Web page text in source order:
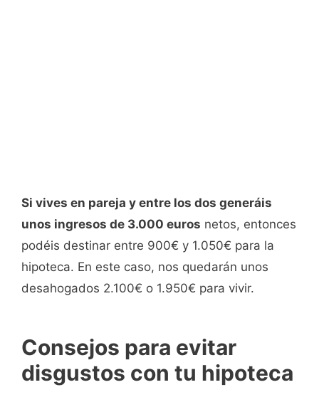
Si vives en pareja y entre los dos generáis
unos ingresos de 3.000 euros netos, entonces
podéis destinar entre 900€ y 1.050€ para la
hipoteca. En este caso, nos quedarán unos
desahogados 2.100€ o 1.950€ para vivir.
Consejos para evitar
disgustos con tu hipoteca